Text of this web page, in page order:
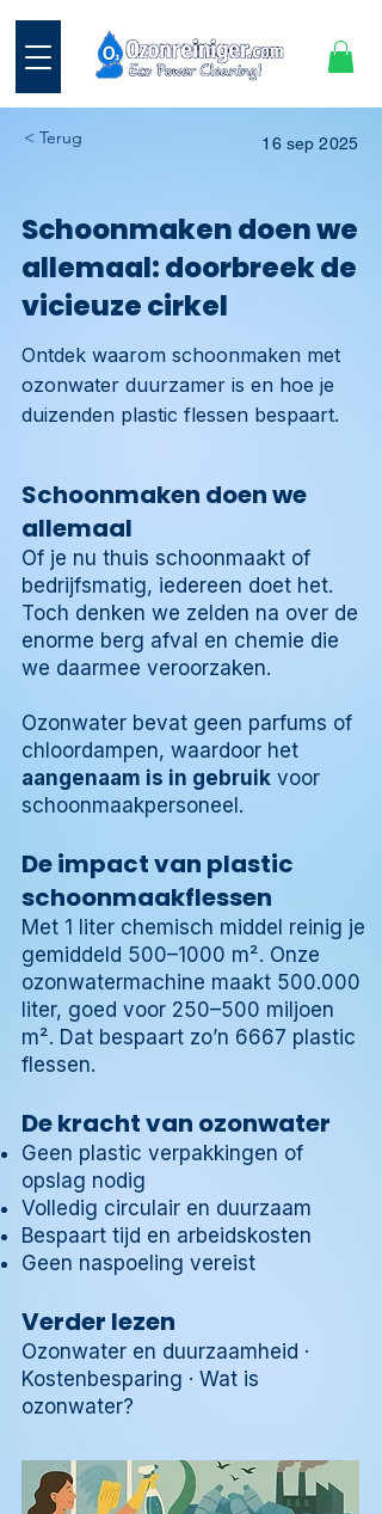
< Terug 16 sep 2025
Schoonmaken doen we
allemaal: doorbreek de
vicieuze cirkel
Ontdek waarom schoonmaken met
ozonwater duurzamer is en hoe je
duizenden plastic flessen bespaart.
Schoonmaken doen we
allemaal
Of je nu thuis schoonmaakt of
bedrijfsmatig, iedereen doet het.
Toch denken we zelden na over de
enorme berg afval en chemie die
we daarmee veroorzaken.
Ozonwater bevat geen parfums of
chloordampen, waardoor het
aangenaam is in gebruik voor
schoonmaakpersoneel.
De impact van plastic
schoonmaakflessen
Met 1 liter chemisch middel reinig je
gemiddeld 500–1000 m². Onze
ozonwatermachine maakt 500.000
liter, goed voor 250–500 miljoen
m². Dat bespaart zo’n 6667 plastic
flessen.
De kracht van ozonwater
Geen plastic verpakkingen of
opslag nodig
Volledig circulair en duurzaam
Bespaart tijd en arbeidskosten
Geen naspoeling vereist
Verder lezen
Ozonwater en duurzaamheid ·
Kostenbesparing · Wat is
ozonwater?